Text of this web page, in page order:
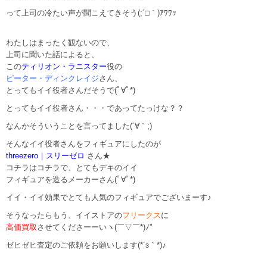
って上司の冷たい声が聞こえてきそう(;´□｀)ｱﾜﾜｯ
わたしはまったく観ないので、
上司に聞いた話によると、
このティリオン・ラニスター役の
ピーター・ディンクレイジさん、
とってもイイ役者さんだそうで(ﾟ∀ﾟ*)
とってもイイ役者さん・・・であってたっけな？？
なんかそういうことを言ってました(´∀｀;)
そんなイイ役者さんをフィギュアにしたのが
threezero｜スリーゼロ さん★
コチラはコチラで、とてもデキのイイ
フィギュアを造るメーカーさん(ﾟ∀ﾟ*)
イイ・イイ効果でとても人気のフィギュアでございまーす♪
そうなったらもう、イイストアのフリークス に
高価買取させてくださーーいヽ(￣▽￣*)ﾉ"
ゼヒゼヒ査定のご依頼をお願いします(*´з｀*)♪